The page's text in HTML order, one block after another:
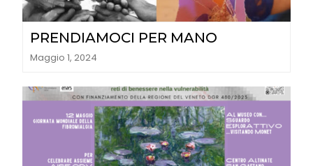
PRENDIAMOCI PER MANO
Maggio 1, 2024